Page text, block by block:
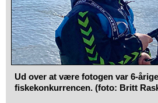
Ud over at være fotogen var 6-
fiskekonkurrencen. (foto: Britt